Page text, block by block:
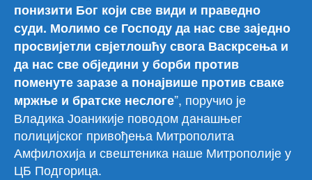
понизити Бог који све види и праведно
суди. Молимо се Господу да нас све заједно
просвијетли свјетлошћу свога Васкрсења и
да нас све обједини у борби против
поменуте заразе а понајвише против сваке
мржње и братске неслоге”, поручио је
Владика Јоаникије поводом данашњег
полицијског привођења Митрополита
Амфилохија и свештеника наше Митрополије у
ЦБ Подгорица.